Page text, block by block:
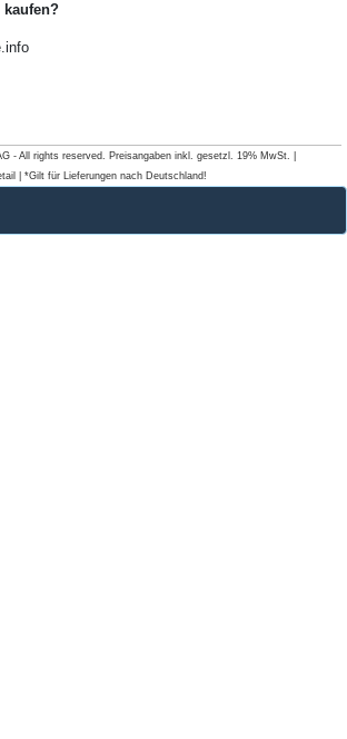
kaufen?
- All rights reserved. Preisangaben inkl. gesetzl. 19% MwSt. |
| *Gilt für Lieferungen nach Deutschland!